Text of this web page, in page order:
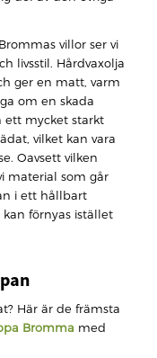
villor ser vi
livsstil. Hårdvaxolja
ger en matt, varm
om en skada
ett mycket starkt
vilket kan vara
Oavsett vilken
material som går
i ett hållbart
förnyas istället
Här är de främsta
Bromma med